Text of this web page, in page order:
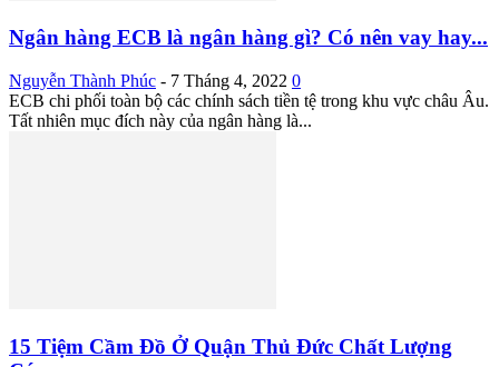
Ngân hàng ECB là ngân hàng gì? Có nên vay hay...
Nguyễn Thành Phúc - 7 Tháng 4, 2022 0
ECB chi phối toàn bộ các chính sách tiền tệ trong khu vực châu Âu.
Tất nhiên mục đích này của ngân hàng là...
15 Tiệm Cầm Đồ Ở Quận Thủ Đức Chất Lượng